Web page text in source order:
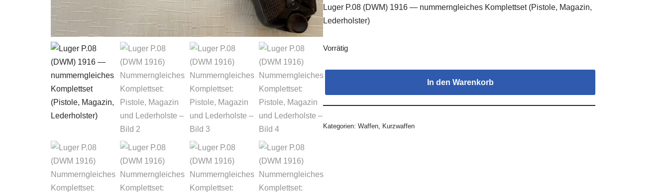
Luger P.08 (DWM) 1916 — nummerngleiches Komplettset (Pistole, Magazin,
Lederholster)
Vorrätig
In den Warenkorb
Kategorien:Waffen, Kurzwaffen